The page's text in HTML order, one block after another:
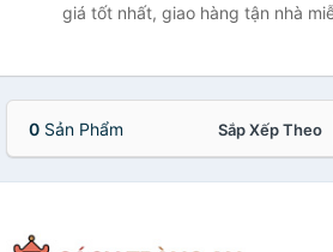
giá tốt nhất, giao hàng tận nhà
0 Sản Phẩm Sắp Xếp Theo